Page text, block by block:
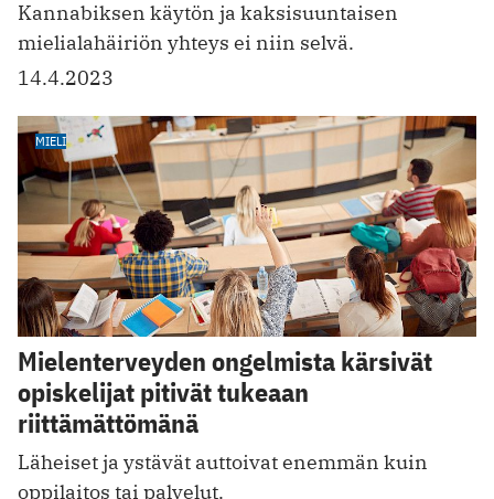
Kannabiksen käytön ja kaksisuuntaisen
mielialahäiriön yhteys ei niin selvä.
14.4.2023
MIELI
Mielenterveyden ongelmista kärsivät
opiskelijat pitivät tukeaan
riittämättömänä
Läheiset ja ystävät auttoivat enemmän kuin
oppilaitos tai palvelut.